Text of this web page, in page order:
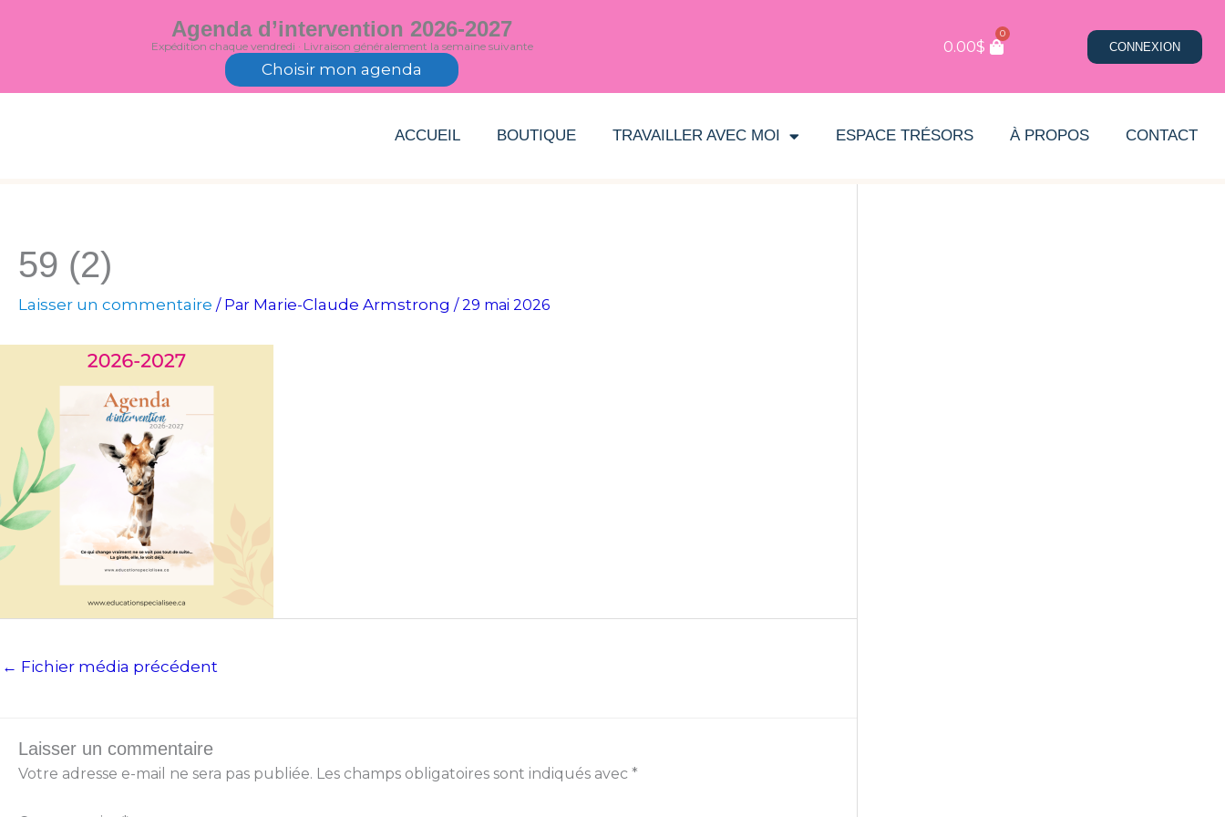
Agenda d’intervention 2026-2027
Expédition chaque vendredi · Livraison généralement la semaine suivante
Choisir mon agenda
0.00$
0
CONNEXION
ACCUEIL BOUTIQUE TRAVAILLER AVEC MOI ESPACE TRÉSORS À PROPOS CONTACT
59 (2)
Laisser un commentaire / Par Marie-Claude Armstrong /29 mai 2026
← Fichier média précédent
Laisser un commentaire
Votre adresse e-mail ne sera pas publiée. Les champs obligatoires sont indiqués avec *